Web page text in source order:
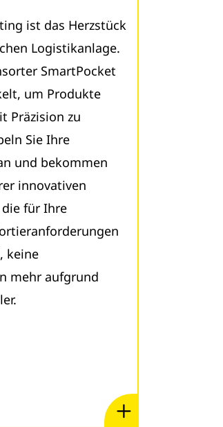
ist das Herzstück
Logistikanlage.
SmartPocket
um Produkte
Präzision zu
Sie Ihre
und bekommen
innovativen
für Ihre
keine
mehr aufgrund